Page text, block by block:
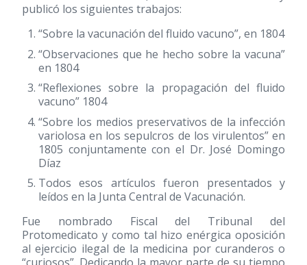
publicó los siguientes trabajos:
“Sobre la vacunación del fluido vacuno”, en 1804
“Observaciones que he hecho sobre la vacuna”
en 1804
“Reflexiones sobre la propagación del fluido
vacuno” 1804
“Sobre los medios preservativos de la infección
variolosa en los sepulcros de los virulentos” en
1805 conjuntamente con el Dr. José Domingo
Díaz
Todos esos artículos fueron presentados y
leídos en la Junta Central de Vacunación.
Fue nombrado Fiscal del Tribunal del
Protomedicato y como tal hizo enérgica oposición
al ejercicio ilegal de la medicina por curanderos o